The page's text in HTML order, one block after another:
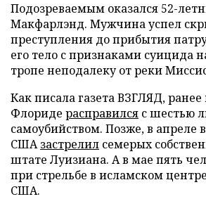
Подозреваемым оказался 52-
Макфарлэнд. Мужчина успел
преступления до прибытия
его тело с признаками суицида
тропе неподалеку от реки
Как писала газета ВЗГЛЯД,
Флориде расправился с шестью
самоубийством. Позже, в апреле
СШАзастрелил семерых
штате Луизиана. А в мае пять
при стрельбе в исламском
США.